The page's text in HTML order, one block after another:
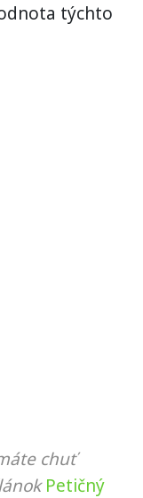
týchto
chuť
Petičný